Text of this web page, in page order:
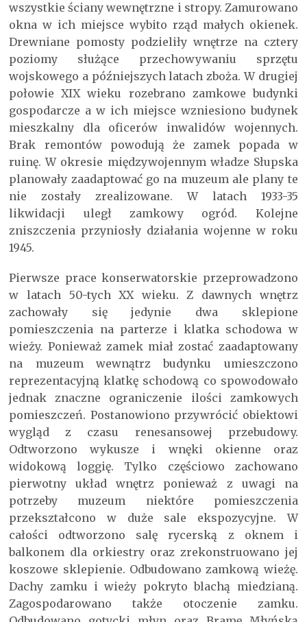
wszystkie ściany wewnętrzne i stropy. Zamurowano
okna w ich miejsce wybito rząd małych okienek.
Drewniane pomosty podzieliły wnętrze na cztery
poziomy służące przechowywaniu sprzętu
wojskowego a późniejszych latach zboża. W drugiej
połowie XIX wieku rozebrano zamkowe budynki
gospodarcze a w ich miejsce wzniesiono budynek
mieszkalny dla oficerów inwalidów wojennych.
Brak remontów powodują że zamek popada w
ruinę. W okresie międzywojennym władze Słupska
planowały zaadaptować go na muzeum ale plany te
nie zostały zrealizowane. W latach 1933-35
likwidacji uległ zamkowy ogród. Kolejne
zniszczenia przyniosły działania wojenne w roku
1945.
Pierwsze prace konserwatorskie przeprowadzono
w latach 50-tych XX wieku. Z dawnych wnętrz
zachowały się jedynie dwa sklepione
pomieszczenia na parterze i klatka schodowa w
wieży. Ponieważ zamek miał zostać zaadaptowany
na muzeum wewnątrz budynku umieszczono
reprezentacyjną klatkę schodową co spowodowało
jednak znaczne ograniczenie ilości zamkowych
pomieszczeń. Postanowiono przywrócić obiektowi
wygląd z czasu renesansowej przebudowy.
Odtworzono wykusze i wnęki okienne oraz
widokową loggię. Tylko częściowo zachowano
pierwotny układ wnętrz ponieważ z uwagi na
potrzeby muzeum niektóre pomieszczenia
przekształcono w duże sale ekspozycyjne. W
całości odtworzono salę rycerską z oknem i
balkonem dla orkiestry oraz zrekonstruowano jej
koszowe sklepienie. Odbudowano zamkową wieżę.
Dachy zamku i wieży pokryto blachą miedzianą.
Zagospodarowano także otoczenie zamku.